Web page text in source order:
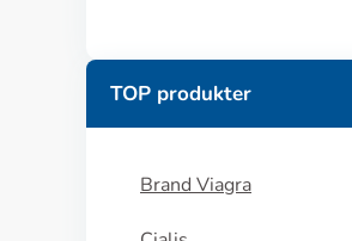
TOP produkter
Brand Viagra